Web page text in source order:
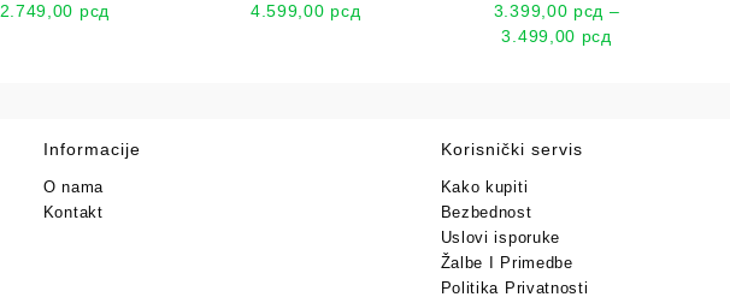
2.749,00 рсд 4.599,00 рсд
3.399,00 рсд –
3.499,00 рсд
Informacije
O nama
Kontakt
Korisnički servis
Kako kupiti
Bezbednost
Uslovi isporuke
Žalbe I Primedbe
Politika Privatnosti